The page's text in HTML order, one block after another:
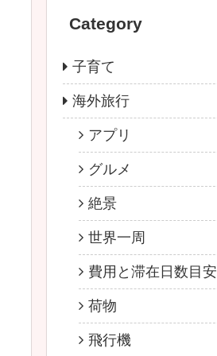
Category
子育て
海外旅行
アプリ
グルメ
絶景
世界一周
費用と滞在日数目安
荷物
飛行機